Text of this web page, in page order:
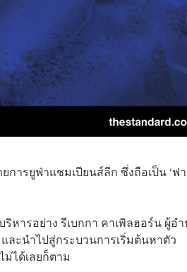
ารยูฟ่าแชมเปียนส์ลีก ซึ่งถือเป็น ‘ฟ
หารอย่าง รีเบกกา คาเพิลฮอร์น ผู้อ
ละนำไปสู่กระบวนการเริ่มต้นหาตัว
ได้เลยก็ตาม